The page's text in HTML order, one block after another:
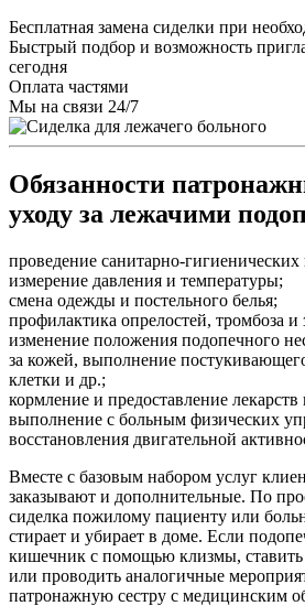
Бесплатная замена сиделки при
Быстрый подбор и возможность
сегодня
Оплата частями
Мы на связи 24/7
Обязанности
уходу за лежачими
проведение санитарно-гигиенических
измерение давления и температуры;
смена одежды и постельного белья;
профилактика опрелостей, тромбоза
изменение положения подопечного
за кожей, выполнение
клетки и др.;
кормление и предоставление лекарств
выполнение с больным физических
восстановления двигательной
Вместе с базовым набором услуг
заказывают и дополнительные. По
сиделка пожилому пациенту или
стирает и убирает в доме. Если
кишечник с помощью клизмы,
или проводить аналогичные
патронажную сестру с медицинским